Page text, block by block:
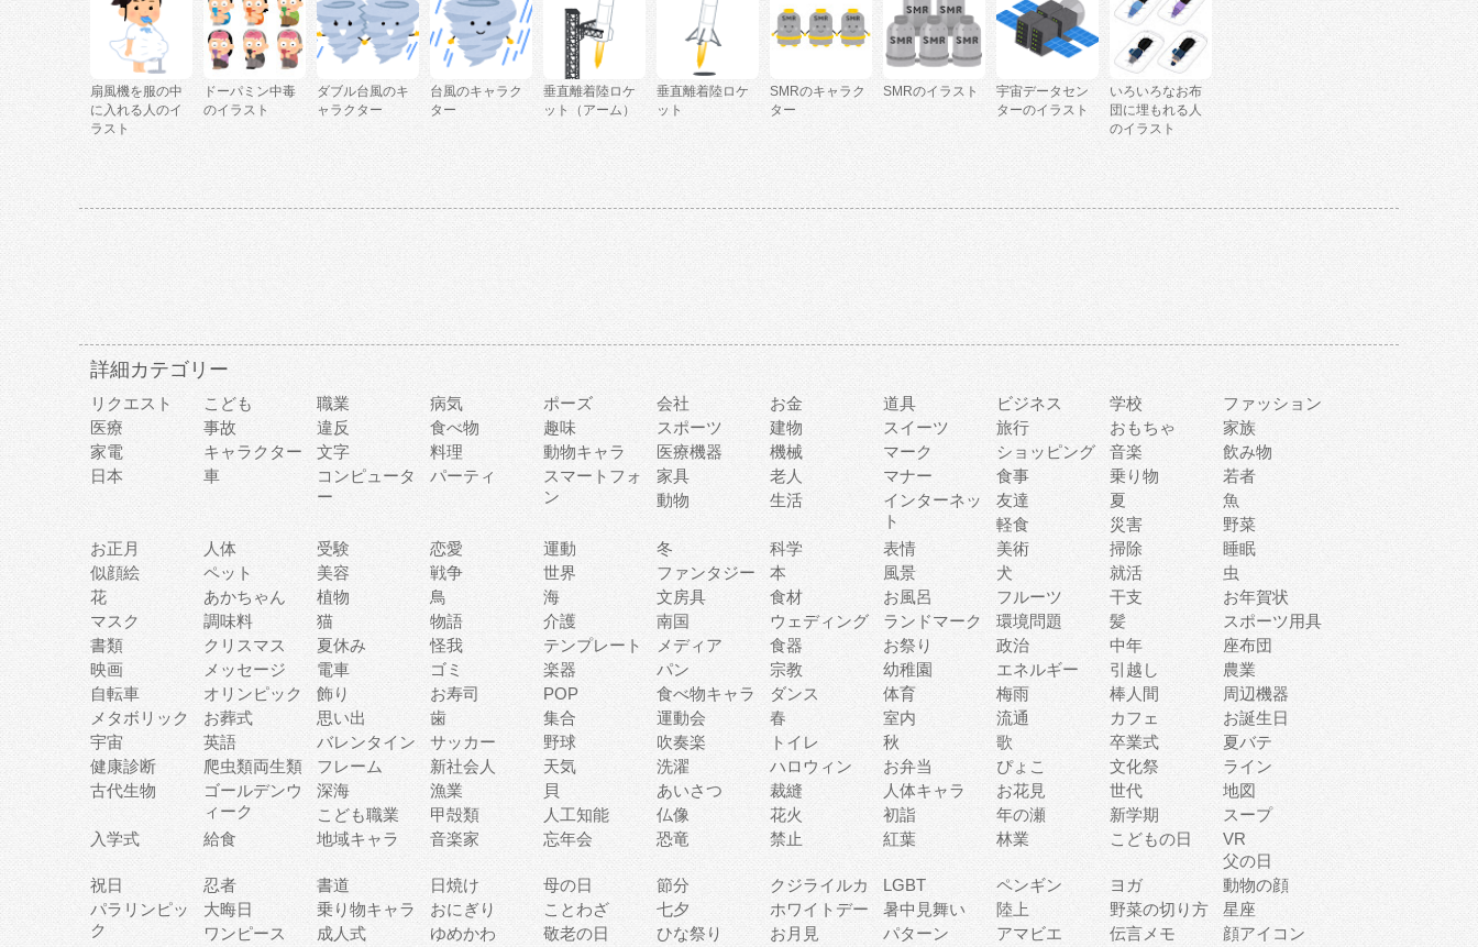
扇風機を服の中
に入れる人のイ
ラスト
ドーパミン中毒
のイラスト
ダブル台風のキ
ャラクター
台風のキャラク
ター
垂直離着陸ロケ
ット（アーム）
垂直離着陸ロケ
ット
SMRのキャラク
ター
SMRのイラスト
宇宙データセン
ターのイラスト
いろいろなお布
団に埋もれる人
のイラスト
詳細カテゴリー
リクエスト こども 職業 病気 ポーズ 会社 お金 道具 ビジネス 学校
ファッション
医療
事故 違反 食べ物 趣味 スポーツ 建物 スイーツ 旅行 おもちゃ
家族
家電
キャラクター 文字 料理 動物キャラ 医療機器 機械 マーク ショッピング 音楽
飲み物
日本
車
コンピュータ
ー
パーティ
スマートフォ
ン
家具 老人 マナー 食事 乗り物
若者
動物
生活
インターネッ
ト
友達 夏
魚
軽食
災害
野菜
お正月
人体 受験 恋愛 運動 冬 科学 表情 美術 掃除
睡眠
似顔絵
ペット 美容 戦争 世界 ファンタジー 本 風景 犬 就活
虫
花
あかちゃん 植物 鳥 海 文房具 食材 お風呂 フルーツ 干支
お年賀状
マスク
調味料 猫 物語 介護 南国 ウェディング ランドマーク 環境問題 髪
スポーツ用具
書類
クリスマス 夏休み 怪我 テンプレート メディア 食器 お祭り 政治 中年
座布団
映画
メッセージ 電車 ゴミ 楽器 パン 宗教 幼稚園 エネルギー 引越し
農業
自転車
オリンピック 飾り お寿司 POP 食べ物キャラ ダンス 体育 梅雨 棒人間
周辺機器
メタボリック
お葬式 思い出 歯 集合 運動会 春 室内 流通 カフェ
お誕生日
宇宙
英語 バレンタイン サッカー 野球 吹奏楽 トイレ 秋 歌 卒業式
夏バテ
健康診断
爬虫類両生類 フレーム 新社会人 天気 洗濯 ハロウィン お弁当 ぴょこ 文化祭
ライン
古代生物
ゴールデンウ
ィーク
深海 漁業 貝 あいさつ 裁縫 人体キャラ お花見 世代
地図
こども職業
甲殻類 人工知能 仏像 花火 初詣 年の瀬 新学期
スープ
入学式
給食 地域キャラ 音楽家 忘年会 恐竜 禁止 紅葉 林業 こどもの日
VR
父の日
祝日
忍者 書道 日焼け 母の日 節分 クジライルカ LGBT ペンギン ヨガ
動物の顔
パラリンピッ
ク
大晦日 乗り物キャラ おにぎり ことわざ 七夕 ホワイトデー 暑中見舞い 陸上 野菜の切り方
星座
ワンピース
成人式 ゆめかわ 敬老の日 ひな祭り お月見 パターン アマビエ 伝言メモ
顔アイコン